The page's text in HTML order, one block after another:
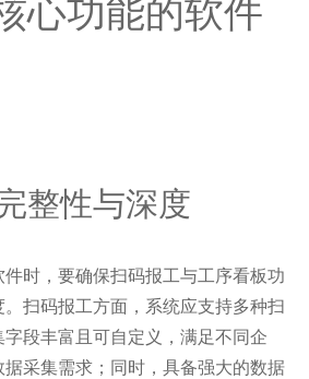
整性与深度
时，要确保扫码报工与工序看板功
扫码报工方面，系统应支持多种扫
段丰富且可自定义，满足不同企
采集需求；同时，具备强大的数据